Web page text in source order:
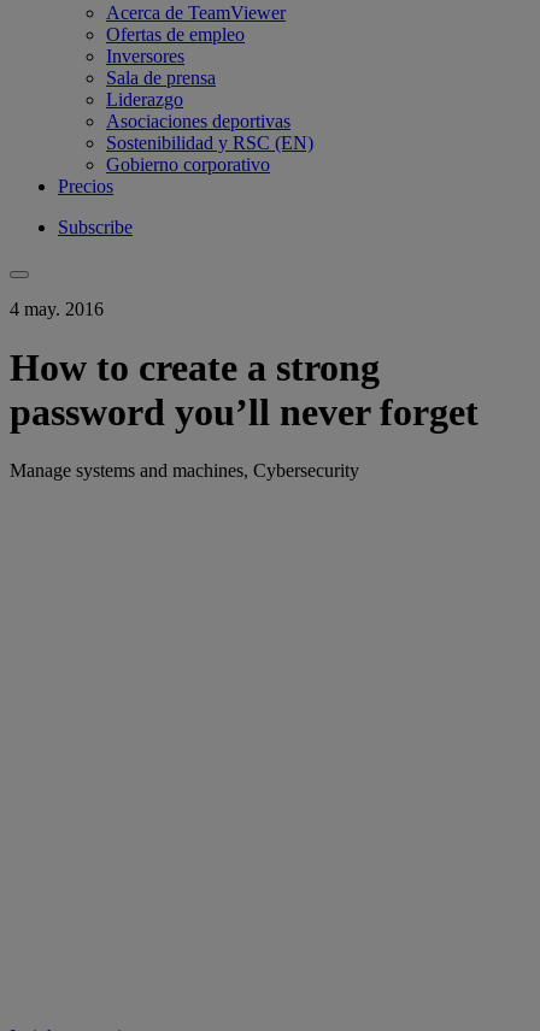
Acerca de TeamViewer
Ofertas de empleo
Inversores
Sala de prensa
Liderazgo
Asociaciones deportivas
Sostenibilidad y RSC (EN)
Gobierno corporativo
Precios
Subscribe
4 may. 2016
How to create a strong
password you’ll never forget
Manage systems and machines, Cybersecurity